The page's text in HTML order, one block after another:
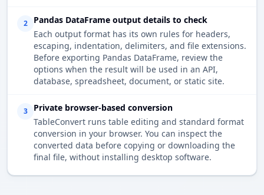
2
Pandas DataFrame output details to check
Each output format has its own rules for headers,
escaping, indentation, delimiters, and file extensions.
Before exporting Pandas DataFrame, review the
options when the result will be used in an API,
database, spreadsheet, document, or static site.
3
Private browser-based conversion
TableConvert runs table editing and standard format
conversion in your browser. You can inspect the
converted data before copying or downloading the
final file, without installing desktop software.